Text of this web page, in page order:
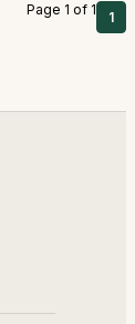
Page 1 of 1 1